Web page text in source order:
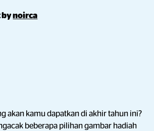
bynoirca
akan kamu dapatkan di akhir tahun ini?
beberapa pilihan gambar hadiah